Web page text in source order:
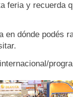
feria y recuerda
en dónde podés